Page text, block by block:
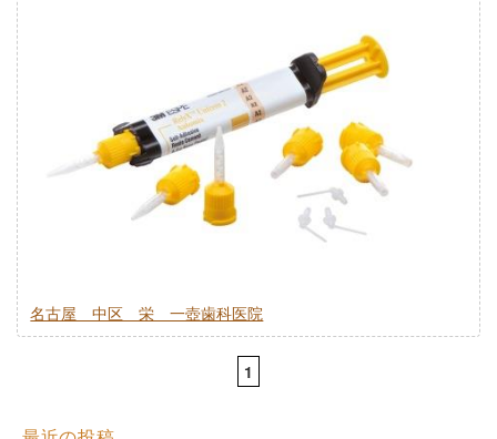
名古屋 中区 栄 一壺歯科医院
1